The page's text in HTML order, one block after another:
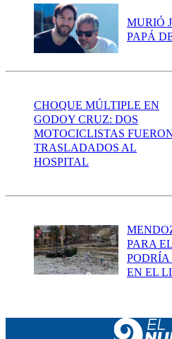
MURIÓ
PAPÁ
CHOQUE MÚLTIPLE EN
GODOY CRUZ: DOS
MOTOCICLISTAS
TRASLADADOS AL
HOSPITAL
PARA
EN EL